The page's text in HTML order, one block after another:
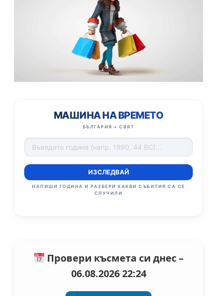
МАШИНА НА ВРЕМЕТО
БЪЛГАРИЯ + СВЯТ
ИЗСЛЕДВАЙ
НАПИШИ ГОДИНА И РАЗБЕРИ КАКВИ СЪБИТИЯ СА СЕ
СЛУЧИЛИ
Провери късмета си днес –
06.08.2026 22:24